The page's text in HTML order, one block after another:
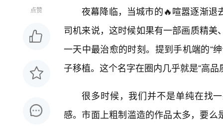
点赞
夜幕降临，当城市的🔥喧嚣逐渐退
司机来说，这时候如果有一部画质精
一天中最治愈的时刻。提到手机端的“
子移植。这个名字在圈内几乎就是“高品
很多时候，我们并不是单纯在找
感。市面上粗制滥造的作品太多，要